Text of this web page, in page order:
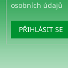
osobních údajů
PŘIHLÁSIT SE